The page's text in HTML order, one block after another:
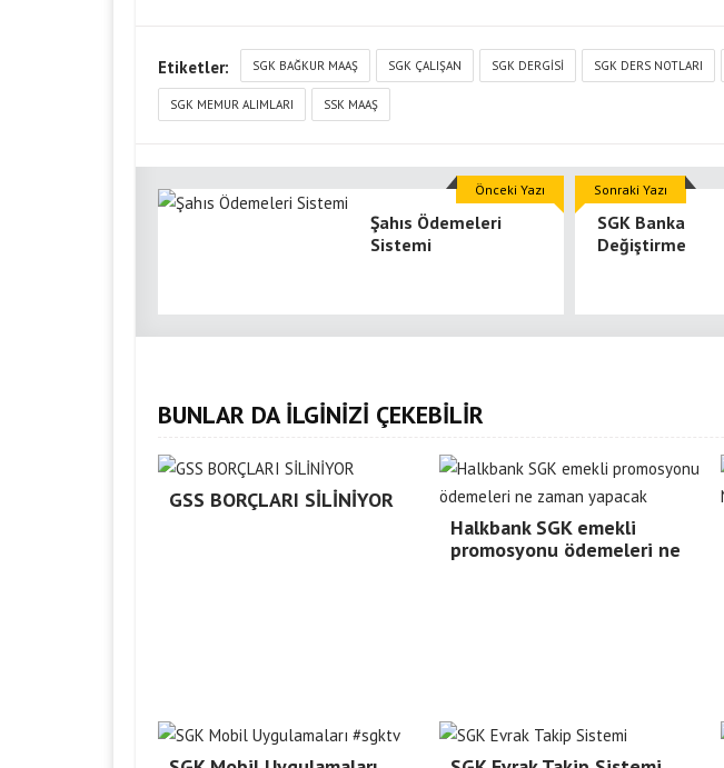
Etiketler: SGK BAĞKUR MAAŞ SGK ÇALIŞAN SGK DERGISI SGK DERS NOTLARI
SGK MEMUR ALIMLARI SSK MAAŞ
Şahıs Ödemeleri
Sistemi
Önceki Yazı
SGK Banka
Değiştirme
Sonraki Yazı
BUNLAR DA İLGİNİZİ ÇEKEBİLİR
GSS BORÇLARI SİLİNİYOR
Halkbank SGK emekli
promosyonu ödemeleri ne